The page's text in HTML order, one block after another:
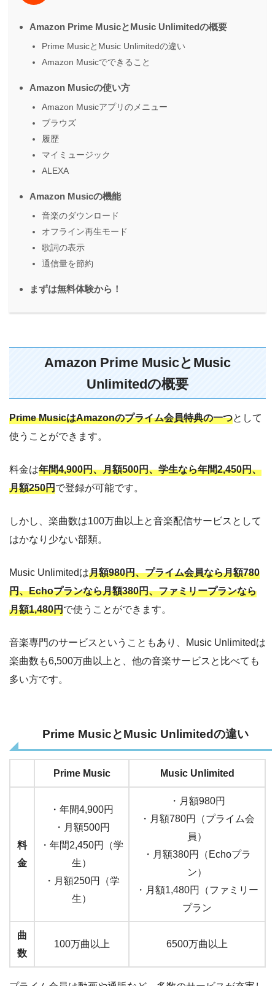
Amazon Prime MusicとMusic Unlimitedの概要
Prime MusicとMusic Unlimitedの違い
Amazon Musicでできること
Amazon Musicの使い方
Amazon Musicアプリのメニュー
ブラウズ
履歴
マイミュージック
ALEXA
Amazon Musicの機能
音楽のダウンロード
オフライン再生モード
歌詞の表示
通信量を節約
まずは無料体験から！
Amazon Prime MusicとMusic
Unlimitedの概要
Prime MusicはAmazonのプライム会員特典の一つとして
使うことができます。
料金は年間4,900円、月額500円、学生なら年間2,450円、
月額250円で登録が可能です。
しかし、楽曲数は100万曲以上と音楽配信サービスとして
はかなり少ない部類。
Music Unlimitedは月額980円、プライム会員なら月額780
円、Echoプランなら月額380円、ファミリープランなら
月額1,480円で使うことができます。
音楽専門のサービスということもあり、Music Unlimitedは
楽曲数も6,500万曲以上と、他の音楽サービスと比べても
多い方です。
Prime MusicとMusic Unlimitedの違い
Prime Music Music Unlimited
料
金
・年間4,900円
・月額500円
・年間2,450円（学
生）
・月額250円（学
生）
・月額980円
・月額780円（プライム会
員）
・月額380円（Echoプラ
ン）
・月額1,480円（ファミリー
プラン
曲
数
100万曲以上 6500万曲以上